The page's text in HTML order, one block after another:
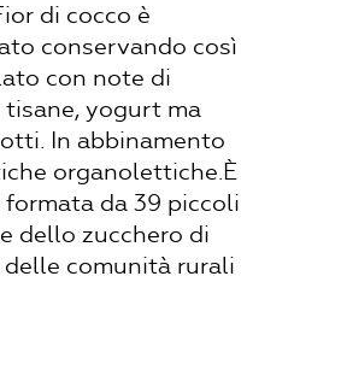
di cocco è
conservando così
con note di
yogurt ma
In abbinamento
organolettiche.È
da 39 piccoli
dello zucchero di
comunità rurali